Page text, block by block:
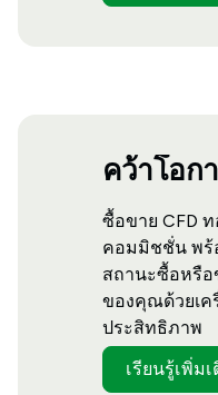
คว้าโอก
ซื้อขาย CFD
คอมมิชชั่น พร้
สถานะซื้อหรือ
ของคุณด้วยเค
ประสิทธิภาพ
เรียนรู้เพิ่มเ